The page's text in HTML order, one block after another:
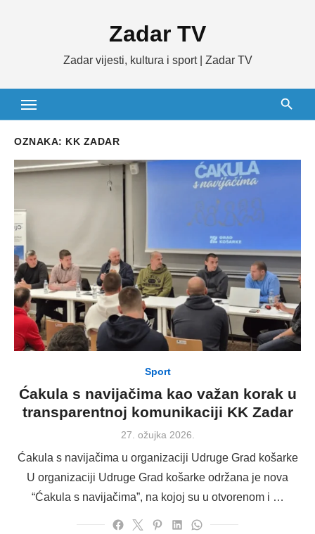
Zadar TV
Zadar vijesti, kultura i sport | Zadar TV
OZNAKA: KK ZADAR
Sport
Ćakula s navijačima kao važan korak u
transparentnoj komunikaciji KK Zadar
Posted
27. ožujka 2026.
Ćakula s navijačima u organizaciji Udruge Grad košarke
U organizaciji Udruge Grad košarke održana je nova
“Ćakula s navijačima”, na kojoj su u otvorenom i …